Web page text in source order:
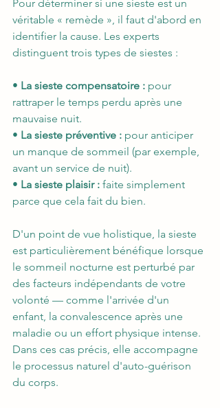
Pour déterminer si une sieste est un
véritable « remède », il faut d'abord en
identifier la cause. Les experts
distinguent trois types de siestes :
• La sieste compensatoire : pour
rattraper le temps perdu après une
mauvaise nuit.
• La sieste préventive : pour anticiper
un manque de sommeil (par exemple,
avant un service de nuit).
• La sieste plaisir : faite simplement
parce que cela fait du bien.
D'un point de vue holistique, la sieste
est particulièrement bénéfique lorsque
le sommeil nocturne est perturbé par
des facteurs indépendants de votre
volonté — comme l'arrivée d'un
enfant, la convalescence après une
maladie ou un effort physique intense.
Dans ces cas précis, elle accompagne
le processus naturel d'auto-guérison
du corps.